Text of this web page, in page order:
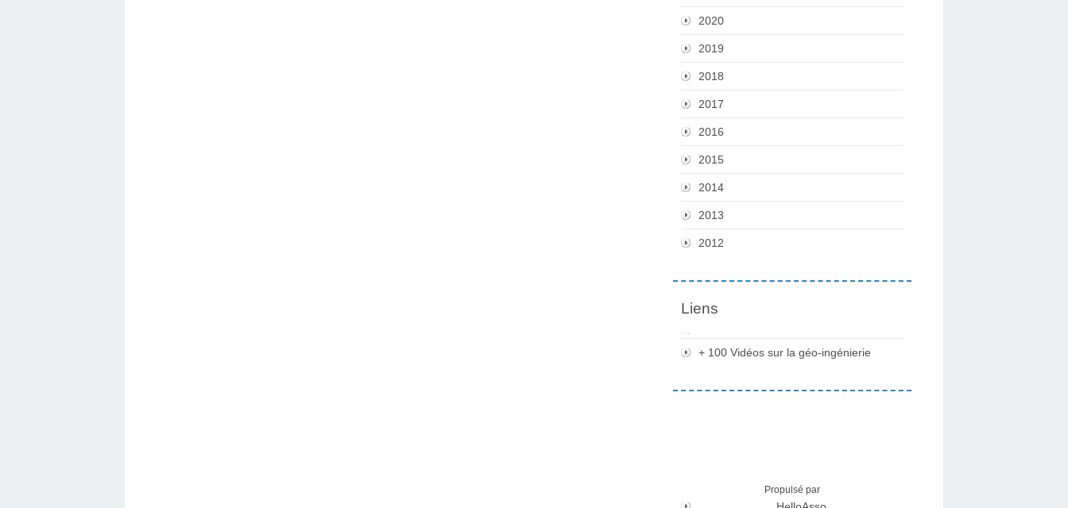
2020
2019
2018
2017
2016
2015
2014
2013
2012
Liens
+ 100 Vidéos sur la géo-ingénierie
Propulsé par